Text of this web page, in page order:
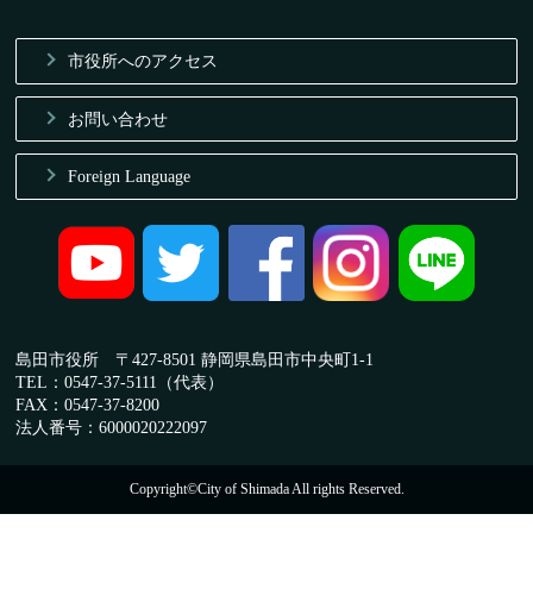
市役所へのアクセス
お問い合わせ
Foreign Language
島田市役所 〒427-8501 静岡県島田市中央町1-1
TEL：0547-37-5111（代表）
FAX：0547-37-8200
法人番号：6000020222097
Copyright©City of Shimada All rights Reserved.